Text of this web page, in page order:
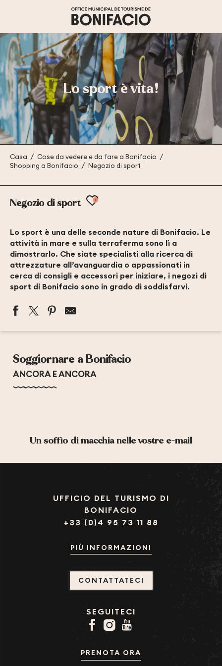
principal
Lo sport è vita!
Casa
Cose da vedere e da fare a Bonifacio
Shopping a Bonifacio
Negozio di sport
Negozio di sport Ajouter aux favoris
Lo sport è una delle seconde nature di Bonifacio. Le
attività in mare e sulla terraferma sono lì a
dimostrarlo. Che siate specialisti alla ricerca di
attrezzature all’avanguardia o appassionati in
cerca di consigli e accessori per iniziare, i negozi di
sport di Bonifacio sono in grado di soddisfarvi.
TROJANI MECANIC SHOP
TAM-TAM SURF SHOP
Soggiornare a Bonifacio
ANCORA E ANCORA
Un soffio di macchia nelle vostre e-mail
UFFICIO DEL TURISMO DI
BONIFACIO
+33 (0)4 95 73 11 88
PIÙ INFORMAZIONI
CONTATTATECI
SEGUITECI
PRENOTA ORA